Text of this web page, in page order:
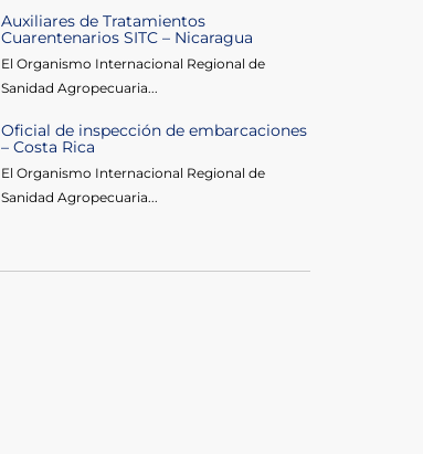
Auxiliares de Tratamientos
Cuarentenarios SITC – Nicaragua
El Organismo Internacional Regional de
Sanidad Agropecuaria...
Oficial de inspección de embarcaciones
– Costa Rica
El Organismo Internacional Regional de
Sanidad Agropecuaria...